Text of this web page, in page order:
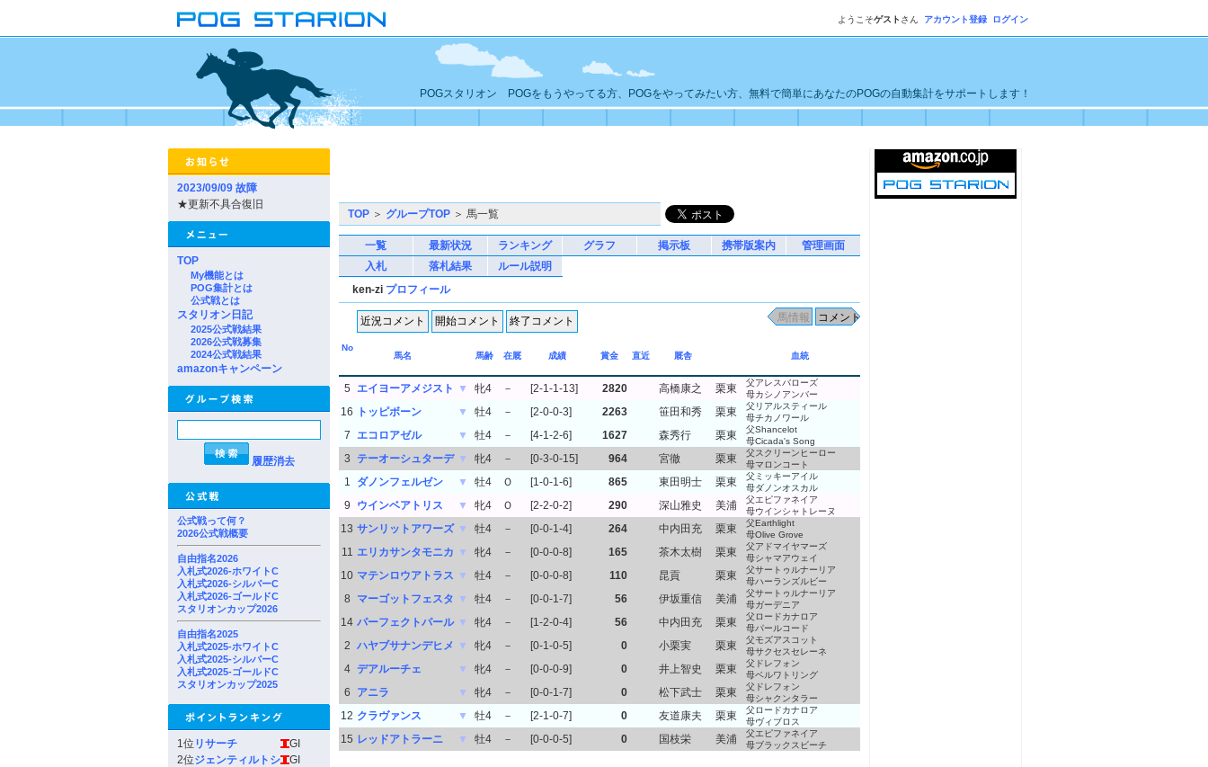
ようこそゲスト さん アカウント登録 ログイン
POGスタリオン POGをもうやってる方、POGをやってみたい方、無料で簡単にあなたのPOGの自動集計をサポートします！
2023/09/09 故障
★更新不具合復旧
TOP
My機能とは
POG集計とは
公式戦とは
スタリオン日記
2025公式戦結果
2026公式戦募集
2024公式戦結果
amazonキャンペーン
履歴消去
公式戦って何？
2026公式戦概要
自由指名2026
入札式2026-ホワイトC
入札式2026-シルバーC
入札式2026-ゴールドC
スタリオンカップ2026
自由指名2025
入札式2025-ホワイトC
入札式2025-シルバーC
入札式2025-ゴールドC
スタリオンカップ2025
1位 リサーチ
GI
2位ジェンティルトシ
GI
TOP ＞ グループTOP ＞ 馬一覧
一覧 最新状況 ランキング グラフ 掲示板 携帯版案内
管理画面
入札
落札結果
ルール説明
ken-zi プロフィール
No
馬名
馬齢 在厩 成績 賞金 直近 厩舎 血統
5 エイヨーアメジスト ▼ 牝4 － [2-1-1-13] 2820 高橋康之 栗東
父アレスバローズ
母カシノアンバー
16 トッピボーン ▼ 牡4 － [2-0-0-3] 2263 笹田和秀 栗東
父リアルスティール
母チカノワール
7 エコロアゼル ▼ 牡4 － [4-1-2-6] 1627 森秀行 栗東
父Shancelot
母Cicada's Song
3 テーオーシュターデ ▼ 牝4 － [0-3-0-15] 964 宮徹 栗東
父スクリーンヒーロー
母マロンコート
1 ダノンフェルゼン ▼ 牡4 Ｏ [1-0-1-6] 865 東田明士 栗東
父ミッキーアイル
母ダノンオスカル
9 ウインベアトリス ▼ 牝4 Ｏ [2-2-0-2] 290 深山雅史 美浦
父エピファネイア
母ウインシャトレーヌ
13 サンリットアワーズ ▼ 牡4 － [0-0-1-4] 264 中内田充 栗東
父Earthlight
母Olive Grove
11 エリカサンタモニカ ▼ 牝4 － [0-0-0-8] 165 茶木太樹 栗東
父アドマイヤマーズ
母シャマアウェイ
10 マテンロウアトラス ▼ 牡4 － [0-0-0-8] 110 昆貢 栗東
父サートゥルナーリア
母ハーランズルビー
8 マーゴットフェスタ ▼ 牡4 － [0-0-1-7] 56 伊坂重信 美浦
父サートゥルナーリア
母ガーデニア
14 パーフェクトパール ▼ 牝4 － [1-2-0-4] 56 中内田充 栗東
父ロードカナロア
母パールコード
2 ハヤブサナンデヒメ ▼ 牝4 － [0-1-0-5] 0 小栗実 栗東
父モズアスコット
母サクセスセレーネ
4 デアルーチェ ▼ 牝4 － [0-0-0-9] 0 井上智史 栗東
父ドレフォン
母ベルワトリング
6 アニラ ▼ 牝4 － [0-0-1-7] 0 松下武士 栗東
父ドレフォン
母シャクンタラー
12 クラヴァンス ▼ 牡4 － [2-1-0-7] 0 友道康夫 栗東
父ロードカナロア
母ヴィブロス
15 レッドアトラーニ ▼ 牡4 － [0-0-0-5] 0 国枝栄 美浦
父エピファネイア
母ブラックスビーチ